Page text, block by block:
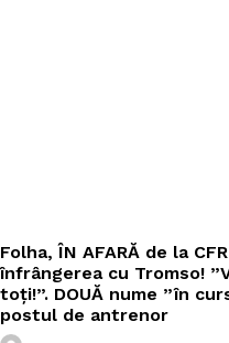
Folha, ÎN AFARĂ de la
înfrângerea cu Tromso!
toți!”. DOUĂ nume ”în
postul de antrenor